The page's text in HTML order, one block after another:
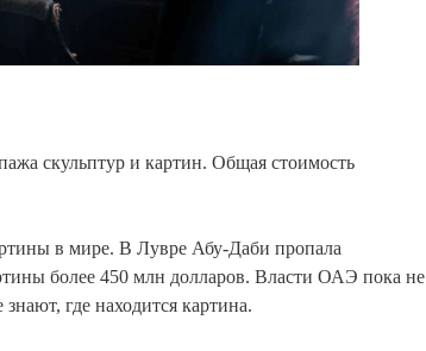
скульптур и картин. Общая стоимость
в мире. В Лувре Абу-Даби пропала
более 450 млн долларов. Власти ОАЭ пока не
где находится картина.